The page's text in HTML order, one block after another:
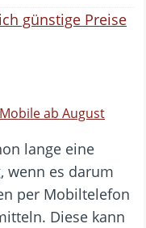
ab August
lange eine
wenn es darum
per Mobiltelefon
Diese kann